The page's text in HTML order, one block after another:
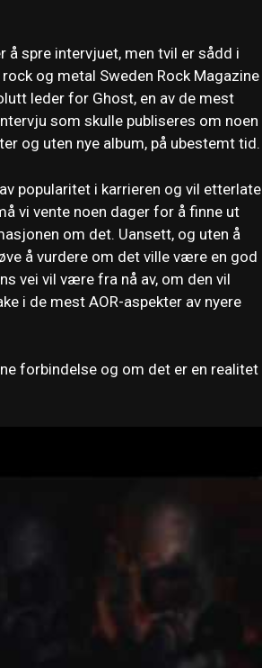
å spre intervjuet, men tvil er sådd i
og metal Sweden Rock Magazine
leder for Ghost, en av de mest
som skulle publiseres om noen
og uten nye album, på ubestemt tid.
popularitet i karrieren og vil etterlate
vi vente noen dager for å finne ut
om det. Uansett, og uten å
å vurdere om det ville være en god
vei vil være fra nå av, om den vil
i de mest AOR-aspekter av nyere
forbindelse og om det er en realitet